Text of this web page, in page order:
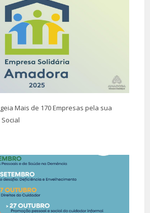
Mais de 170 Empresas pela sua